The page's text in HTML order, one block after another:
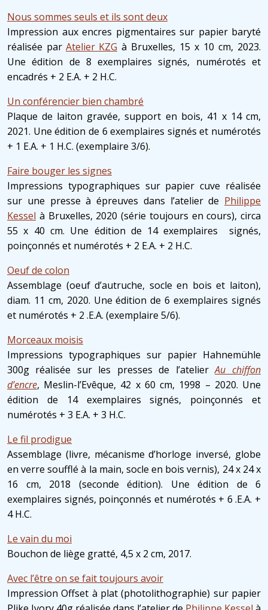
Nous sommes seuls et ils sont deux
Impression aux encres pigmentaires sur papier baryté
réalisée par Atelier KZG à Bruxelles, 15 x 10 cm, 2023.
Une édition de 8 exemplaires signés, numérotés et
encadrés + 2 E.A. + 2 H.C.
Un conférencier bien chambré
Plaque de laiton gravée, support en bois, 41 x 14 cm,
2021. Une édition de 6 exemplaires signés et numérotés
+ 1 E.A. + 1 H.C. (exemplaire 3/6).
Faire bouger les signes
Impressions typographiques sur papier cuve réalisée
sur une presse à épreuves dans l’atelier de Philippe
Kessel à Bruxelles, 2020 (série toujours en cours), circa
55 x 40 cm. Une édition de 14 exemplaires signés,
poinçonnés et numérotés + 2 E.A. + 2 H.C.
Oeuf de colon
Assemblage (oeuf d’autruche, socle en bois et laiton),
diam. 11 cm, 2020. Une édition de 6 exemplaires signés
et numérotés + 2 .E.A. (exemplaire 5/6).
Morceaux moisis
Impressions typographiques sur papier Hahnemühle
300g réalisée sur les presses de l’atelierAu chiffon
d’encre, Meslin-l’Evêque, 42 x 60 cm, 1998 – 2020. Une
édition de 14 exemplaires signés, poinçonnés et
numérotés + 3 E.A. + 3 H.C.
Le fil prodigue
Assemblage (livre, mécanisme d’horloge inversé, globe
en verre soufflé à la main, socle en bois vernis), 24 x 24 x
16 cm, 2018 (seconde édition). Une édition de 6
exemplaires signés, poinçonnés et numérotés + 6 .E.A. +
4 H.C.
Le vain du moi
Bouchon de liège gratté, 4,5 x 2 cm, 2017.
Avec l’être on se fait toujours avoir
Impression Offset à plat (photolithographie) sur papier